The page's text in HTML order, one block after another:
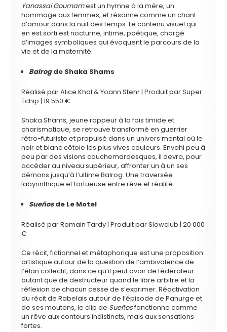
Yanassai Goumamest un hymne à la mère, un
hommage aux femmes, et résonne comme un chant
d’amour dans la nuit des temps. Le contenu visuel qui
en est sorti est nocturne, intime, poétique, chargé
d’images symboliques qui évoquent le parcours de la
vie et de la maternité.
Balrogde Shaka Shams
Réalisé par Alice Khol & Yoann Stehr | Produit par Super
Tchip | 19 550 €
Shaka Shams, jeune rappeur à la fois timide et
charismatique, se retrouve transformé en guerrier
rétro-futuriste et propulsé dans un univers mental où le
noir et blanc côtoie les plus vives couleurs. Envahi peu à
peu par des visions cauchemardesques, il devra, pour
accéder au niveau supérieur, affronter un à un ses
démons jusqu’à l’ultime Balrog. Une traversée
labyrinthique et tortueuse entre rêve et réalité.
Sueñosde Le Motel
Réalisé par Romain Tardy | Produit par Slowclub | 20 000
€
Ce récit, fictionnel et métaphorique est une proposition
artistique autour de la question de l’ambivalence de
l’élan collectif, dans ce qu’il peut avoir de fédérateur
autant que de destructeur quand le libre arbitre et la
réflexion de chacun cesse de s’exprimer. Réactivation
du récit de Rabelais autour de l’épisode de Panurge et
de ses moutons, le clip de Sueñosfonctionne comme
un rêve aux contours indistincts, mais aux sensations
fortes.